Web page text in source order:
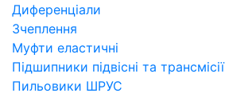
Диференціали
Зчеплення
Муфти еластичні
Підшипники підвісні та трансмісії
Пильовики ШРУС